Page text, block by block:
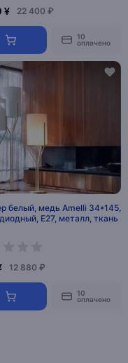
¥ 22 400 ₽
10
оплачено
белый, медь Amelli 34*145,
E27, металл, ткань
12 880 ₽
10
оплачено